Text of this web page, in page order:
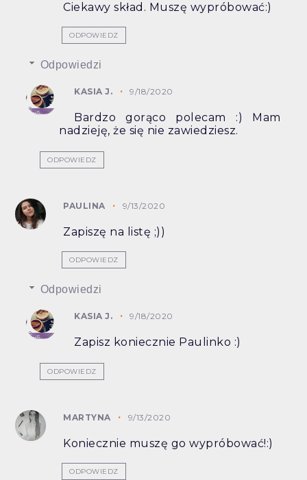
Ciekawy skład. Muszę wypróbować:)
ODPOWIEDZ
Odpowiedzi
KASIA J. 9/18/2020
Bardzo gorąco polecam :) Mam
nadzieję, że się nie zawiedziesz.
ODPOWIEDZ
PAULINA 9/13/2020
Zapiszę na listę ;))
ODPOWIEDZ
Odpowiedzi
KASIA J. 9/18/2020
Zapisz koniecznie Paulinko :)
ODPOWIEDZ
MARTYNA 9/13/2020
Koniecznie muszę go wypróbować!:)
ODPOWIEDZ